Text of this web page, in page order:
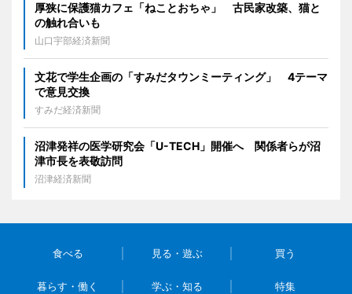
厚狭に保護猫カフェ「ねことおちゃ」 古民家改築、猫と
の触れ合いも
山口宇部経済新聞
文花で学生企画の「すみだタウンミーティング」 4テーマ
で意見交換
すみだ経済新聞
沼津発祥の医学研究会「U-TECH」開催へ 関係者らが沼
津市長を表敬訪問
沼津経済新聞
食べる 見る・遊ぶ 買う
暮らす・働く 学ぶ・知る 特集